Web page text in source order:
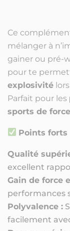
Ce
mélanger à
gainer ou pré-
pour te
explosivité
Parfait pour les
sports de force
Points forts
Qualité
excellent
Gain de force
performances
Polyvalence :
facilement